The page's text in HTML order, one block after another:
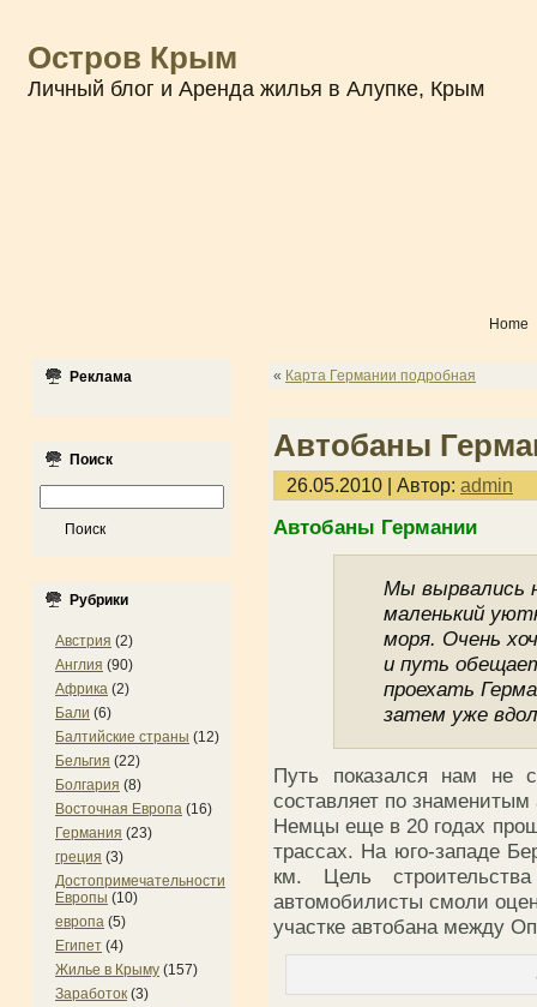
Остров Крым
Личный блог и Аренда жилья в Алупке, Крым
Home
Реклама
Поиск
Рубрики
Австрия (2)
Англия (90)
Африка (2)
Бали (6)
Балтийские страны (12)
Бельгия (22)
Болгария (8)
Восточная Европа (16)
Германия (23)
греция (3)
Достопримечательности
Европы (10)
европа (5)
Египет (4)
Жилье в Крыму (157)
Заработок (3)
« Карта Германии подробная
Автобаны
26.05.2010 | Автор: admin
Автобаны Германии
Мы вырвались
маленький
моря. Очень
и путь
проехать
затем уже
Путь показался нам не
составляет по
Немцы еще в 20 годах
трассах. На юго-западе
км. Цель
автомобилисты смоли
участке автобана между